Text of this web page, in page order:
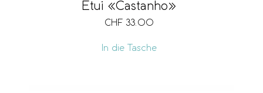
Etui «Castanho»
CHF 33.00
In die Tasche